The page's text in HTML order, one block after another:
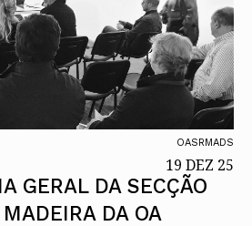
OASRMADS
19 DEZ 25
GERAL DA SECÇÃO
DA OA